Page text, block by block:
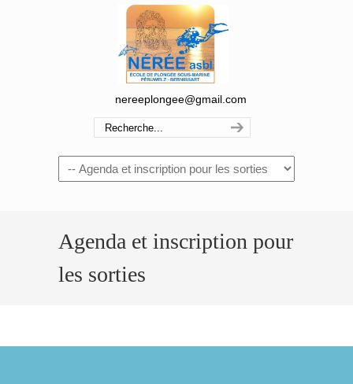
nereeplongee@gmail.com
Navigation
Agenda et inscription pour
les sorties